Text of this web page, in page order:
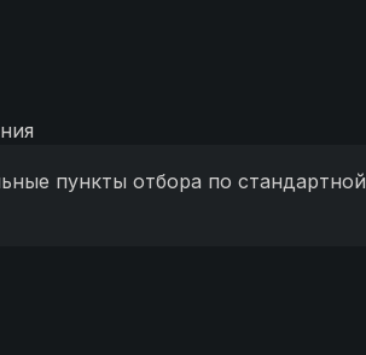
пункты отбора по стандартной